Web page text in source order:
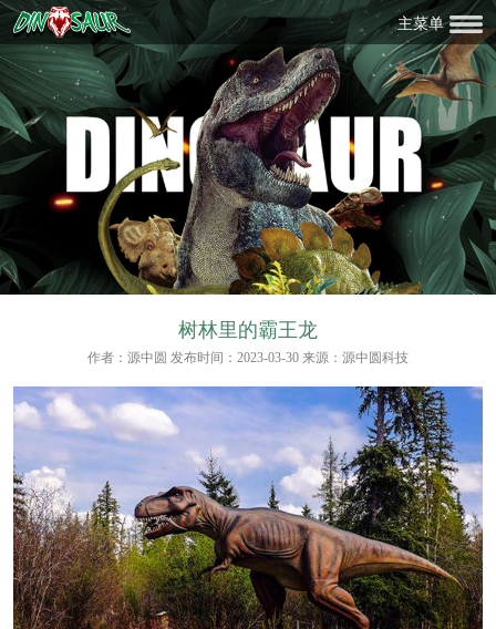
主菜单
树林里的霸王龙
作者：源中圆 发布时间：2023-03-30 来源：源中圆科技